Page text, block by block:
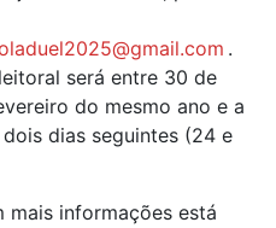
.
será entre 30 de
do mesmo ano e a
dias seguintes (24 e
mais informações está